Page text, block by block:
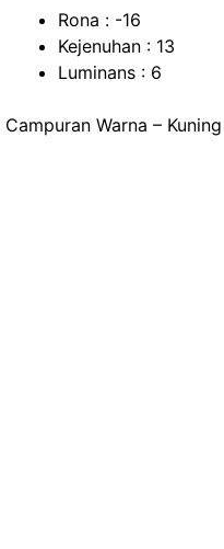
Rona : -16
Kejenuhan : 13
Luminans : 6
Campuran Warna – Kuning